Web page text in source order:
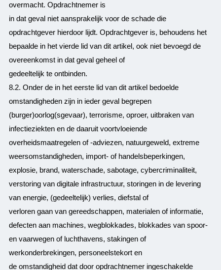
overmacht. Opdrachtnemer is
in dat geval niet aansprakelijk voor de schade die
opdrachtgever hierdoor lijdt. Opdrachtgever is, behoudens het
bepaalde in het vierde lid van dit artikel, ook niet bevoegd de
overeenkomst in dat geval geheel of
gedeeltelijk te ontbinden.
8.2. Onder de in het eerste lid van dit artikel bedoelde
omstandigheden zijn in ieder geval begrepen
(burger)oorlog(sgevaar), terrorisme, oproer, uitbraken van
infectieziekten en de daaruit voortvloeiende
overheidsmaatregelen of -adviezen, natuurgeweld, extreme
weersomstandigheden, import- of handelsbeperkingen,
explosie, brand, waterschade, sabotage, cybercriminaliteit,
verstoring van digitale infrastructuur, storingen in de levering
van energie, (gedeeltelijk) verlies, diefstal of
verloren gaan van gereedschappen, materialen of informatie,
defecten aan machines, wegblokkades, blokkades van spoor-
en vaarwegen of luchthavens, stakingen of
werkonderbrekingen, personeelstekort en
de omstandigheid dat door opdrachtnemer ingeschakelde